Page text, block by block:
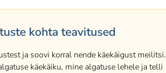
kohta teavitused
ja soovi korral nende käekäigust meilitsi.
käekäiku, mine algatuse lehele ja telli